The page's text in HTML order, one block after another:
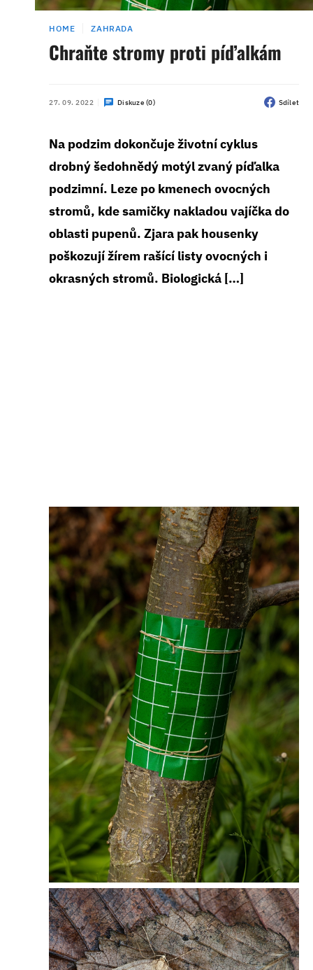
HOME ZAHRADA
Chraňte stromy proti píďalkám
27. 09. 2022 Diskuze (0) Sdílet
Na podzim dokončuje životní cyklus
drobný šedohnědý motýl zvaný píďalka
podzimní. Leze po kmenech ovocných
stromů, kde samičky nakladou vajíčka do
oblasti pupenů. Zjara pak housenky
poškozují žírem rašící listy ovocných i
okrasných stromů. Biologická […]